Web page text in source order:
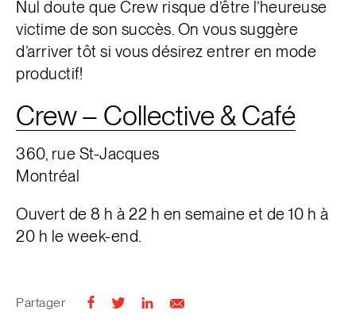
Nul doute que Crew risque d’être l’heureuse
victime de son succès. On vous suggère
d’arriver tôt si vous désirez entrer en mode
productif!
Crew – Collective & Café
360, rue St-Jacques
Montréal
Ouvert de 8 h à 22 h en semaine et de 10 h à
20 h le week-end.
Partager